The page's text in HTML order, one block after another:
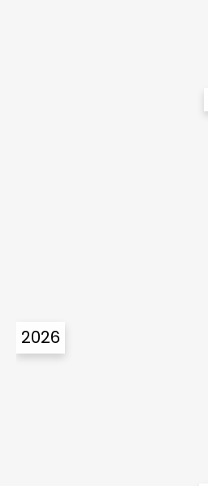
2026